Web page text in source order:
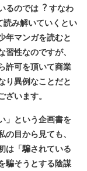
るのでは︖ すなわ
み解いていくとい
年マンガを読むと
性なのですが、
許可を頂いて商業
り異例なことだと
います。
」という企画書を
目から⾒ても、
は「騙されている
騙そうとする陰謀